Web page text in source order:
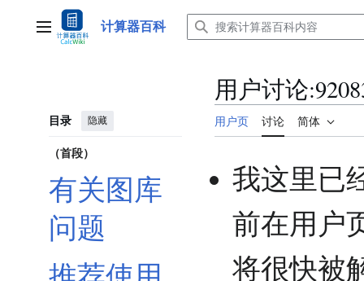
主菜单 计算器百科
目录 隐藏
（首段）
有关图库
问题
用户讨论:
用户页 讨论 简体
我这里已
前在用户
将很快被